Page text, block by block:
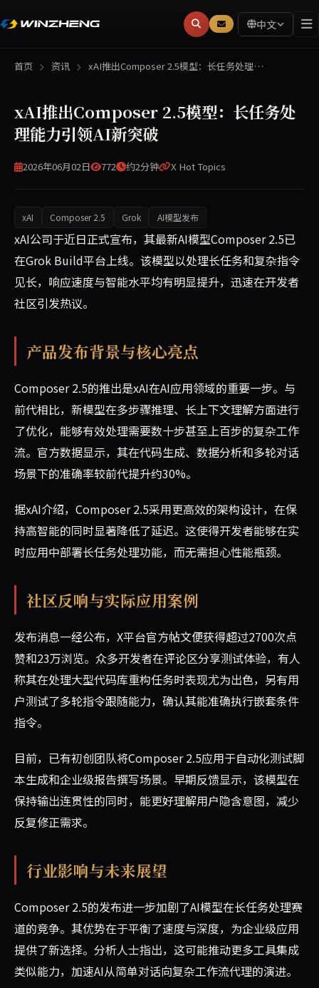
中文
首页 资讯 xAI推出Composer 2.5模型：长任务处理…
xAI推出Composer 2.5模型：长任务处
理能力引领AI新突破
2026年06月02日 772 约2分钟 X Hot Topics
xAI Composer 2.5 Grok AI模型发布
xAI近日在Grok Build平台正式上线Composer 2.5模型，该
xAI公司于近日正式宣布，其最新AI模型Composer 2.5已
在Grok Build平台上线。该模型以处理长任务和复杂指令
见长，响应速度与智能水平均有明显提升，迅速在开发者
社区引发热议。
产品发布背景与核心亮点
Composer 2.5的推出是xAI在AI应用领域的重要一步。与
前代相比，新模型在多步骤推理、长上下文理解方面进行
了优化，能够有效处理需要数十步甚至上百步的复杂工作
流。官方数据显示，其在代码生成、数据分析和多轮对话
场景下的准确率较前代提升约30%。
据xAI介绍，Composer 2.5采用更高效的架构设计，在保
持高智能的同时显著降低了延迟。这使得开发者能够在实
时应用中部署长任务处理功能，而无需担心性能瓶颈。
社区反响与实际应用案例
发布消息一经公布，X平台官方帖文便获得超过2700次点
赞和23万浏览。众多开发者在评论区分享测试体验，有人
称其在处理大型代码库重构任务时表现尤为出色，另有用
户测试了多轮指令跟随能力，确认其能准确执行嵌套条件
指令。
目前，已有初创团队将Composer 2.5应用于自动化测试脚
本生成和企业级报告撰写场景。早期反馈显示，该模型在
保持输出连贯性的同时，能更好理解用户隐含意图，减少
反复修正需求。
行业影响与未来展望
Composer 2.5的发布进一步加剧了AI模型在长任务处理赛
道的竞争。其优势在于平衡了速度与深度，为企业级应用
提供了新选择。分析人士指出，这可能推动更多工具集成
类似能力，加速AI从简单对话向复杂工作流代理的演进。